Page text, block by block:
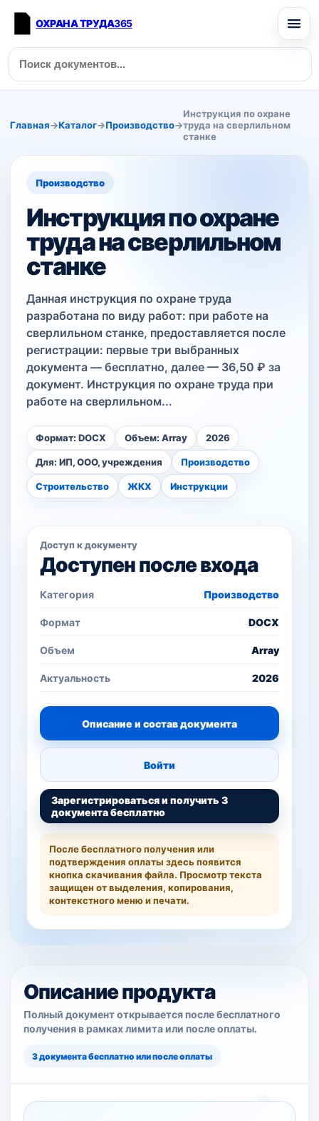
ОХРАНА ТРУДА365
Главная→Каталог→Производство→
Инструкция по охране
труда на сверлильном
станке
Производство
Инструкция по охране
труда на сверлильном
станке
Данная инструкция по охране труда
разработана по виду работ: при работе на
сверлильном станке, предоставляется после
регистрации: первые три выбранных
документа — бесплатно, далее — 36,50 ₽ за
документ. Инструкция по охране труда при
работе на сверлильном...
Формат: DOCX Объем: Array 2026
Для: ИП, ООО, учреждения Производство
Строительство ЖКХ Инструкции
Доступ к документу
Доступен после входа
Категория Производство
Формат DOCX
Объем Array
Актуальность 2026
Описание и состав документа
Войти
Зарегистрироваться и получить 3
документа бесплатно
После бесплатного получения или
подтверждения оплаты здесь появится
кнопка скачивания файла. Просмотр текста
защищен от выделения, копирования,
контекстного меню и печати.
Описание продукта
Полный документ открывается после бесплатного
получения в рамках лимита или после оплаты.
3 документа бесплатно или после оплаты